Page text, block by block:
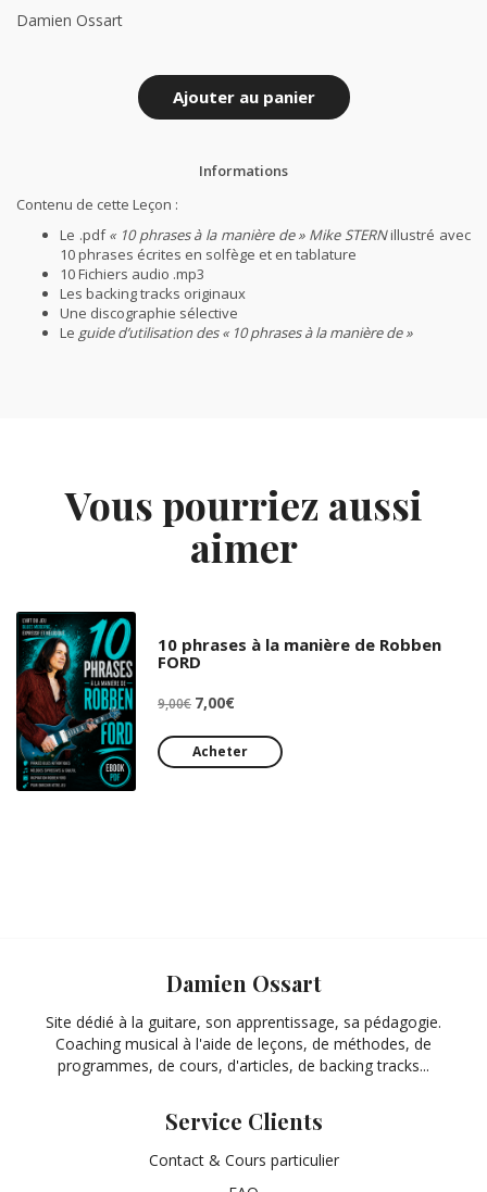
Damien Ossart
Ajouter au panier
Informations
Contenu de cette Leçon :
Le .pdf« 10 phrases à la manière de » Mike STERNillustré avec
10 phrases écrites en solfège et en tablature
10 Fichiers audio .mp3
Les backing tracks originaux
Une discographie sélective
Le guide d’utilisation des « 10 phrases à la manière de »
Vous pourriez aussi
aimer
10 phrases à la manière de Robben
FORD
9,00€ Le
initial
était :
9,00€.
7,00€Le
actuel
est :
7,00€.
Acheter
Damien Ossart
Site dédié à la guitare, son apprentissage, sa pédagogie.
Coaching musical à l'aide de leçons, de méthodes, de
programmes, de cours, d'articles, de backing tracks...
Service Clients
Contact & Cours particulier